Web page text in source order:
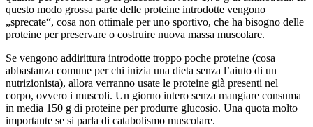
questo modo grossa parte delle proteine introdotte vengono
„sprecate“, cosa non ottimale per uno sportivo, che ha bisogno delle
proteine per preservare o costruire nuova massa muscolare.
Se vengono addirittura introdotte troppo poche proteine (cosa
abbastanza comune per chi inizia una dieta senza l’aiuto di un
nutrizionista), allora verranno usate le proteine già presenti nel
corpo, ovvero i muscoli. Un giorno intero senza mangiare consuma
in media 150 g di proteine per produrre glucosio. Una quota molto
importante se si parla di catabolismo muscolare.